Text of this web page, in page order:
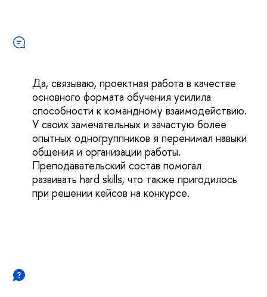
Да, связываю, проектная работа в качестве
основного формата обучения усилила
способности к командному взаимодействию.
У своих замечательных и зачастую более
опытных одногруппников я перенимал навыки
общения и организации работы.
Преподавательский состав помогал
развивать hard skills, что также пригодилось
при решении кейсов на конкурсе.